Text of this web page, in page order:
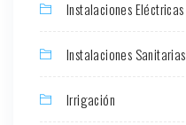
Instalaciones Eléctricas
Instalaciones Sanitarias
Irrigación